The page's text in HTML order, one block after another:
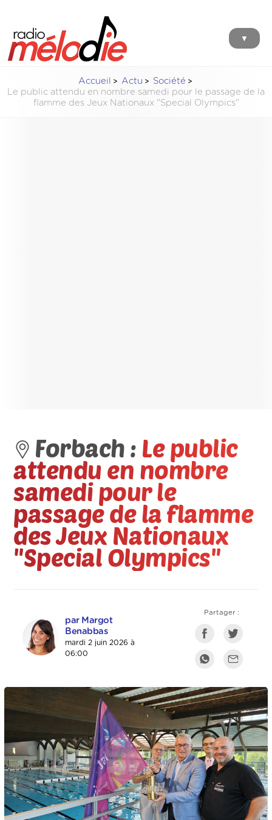
▼
Accueil Actu
Société
Le public attendu en nombre samedi pour le passage de la
flamme des Jeux Nationaux "Special Olympics"
Forbach : Le public
attendu en nombre
samedi pour le
passage de la flamme
des Jeux Nationaux
"Special Olympics"
par Margot
Benabbas
mardi 2 juin 2026 à
06:00
Partager :